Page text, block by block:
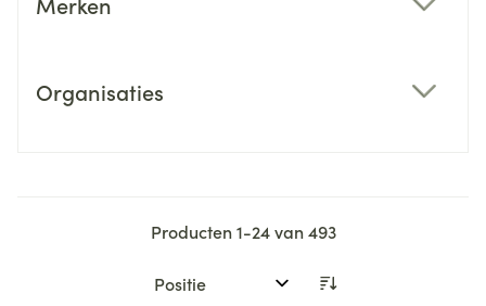
Organisaties
Producten1-24van493
Sorteer op: